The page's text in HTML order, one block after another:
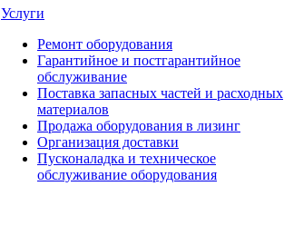
Услуги
Ремонт оборудования
Гарантийное и постгарантийное
обслуживание
Поставка запасных частей и расходных
материалов
Продажа оборудования в лизинг
Организация доставки
Пусконаладка и техническое
обслуживание оборудования